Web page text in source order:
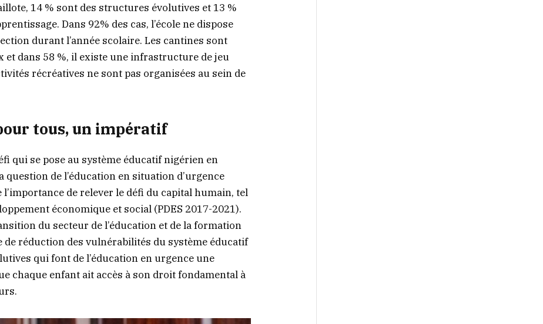
14 % sont des structures évolutives et 13 %
Dans 92% des cas, l’école ne dispose
durant l’année scolaire. Les cantines sont
et dans 58 %, il existe une infrastructure de jeu
récréatives ne sont pas organisées au sein de
tous, un impératif
qui se pose au système éducatif nigérien en
de l’éducation en situation d’urgence
de relever le défi du capital humain, tel
économique et social (PDES 2017-2021).
du secteur de l’éducation et de la formation
de réduction des vulnérabilités du système éducatif
qui font de l’éducation en urgence une
chaque enfant ait accès à son droit fondamental à